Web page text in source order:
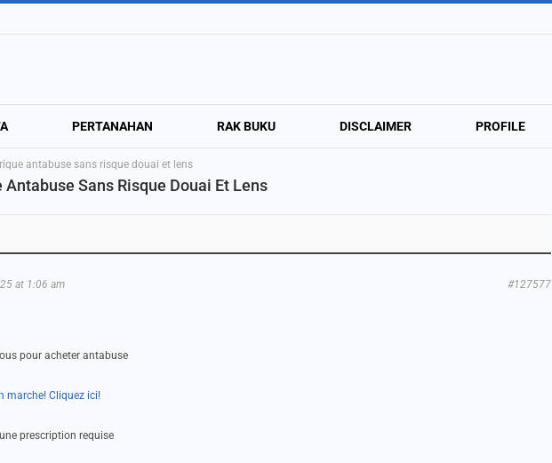
PERTANAHAN RAK BUKU DISCLAIMER PROFILE
antabuse sans risque douai et lens
Sans Risque Douai Et Lens
at 1:06 am #127577
pour acheter antabuse
marche! Cliquez ici!
prescription requise